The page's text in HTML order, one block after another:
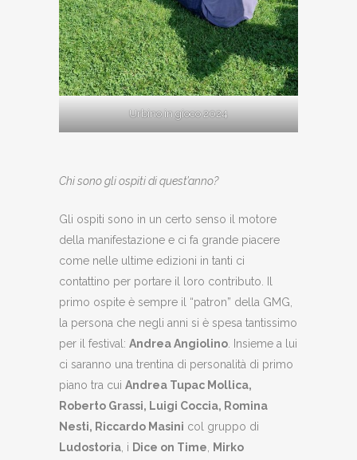
Urbino in gioco 2024
Chi sono gli ospiti di quest’anno?
Gli ospiti sono in un certo senso il motore
della manifestazione e ci fa grande piacere
come nelle ultime edizioni in tanti ci
contattino per portare il loro contributo. Il
primo ospite è sempre il “patron” della GMG,
la persona che negli anni si è spesa tantissimo
per il festival: Andrea Angiolino. Insieme a lui
ci saranno una trentina di personalità di primo
piano tra cui Andrea Tupac Mollica,
Roberto Grassi, Luigi Coccia, Romina
Nesti, Riccardo Masini col gruppo di
Ludostoria, i Dice on Time, Mirko